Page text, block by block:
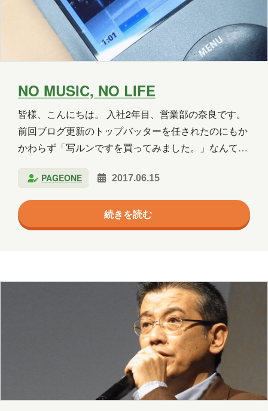
NO MUSIC, NO LIFE
皆様、こんにちは。 入社2年目、営業部の奈良です。
前回ブログ更新のトップバッターを任されたのにもか
かわらず「写ルンですを買ってみました。」なんて仕
が、ご覧いただけましたでしょうか？ 皆様のお役に立
たない情報だと思っておりますが、お時間があるとき
にでもご覧いただければ幸いです…。 今週のテーマ
は… さて、今週は何について書いていくかというと
しを…。 私は小さいころから父の影響で音楽を常に聴
いていました。 人生初の大きな買い物は小学5年生
PAGEONE 2017.06.15
続きを読む